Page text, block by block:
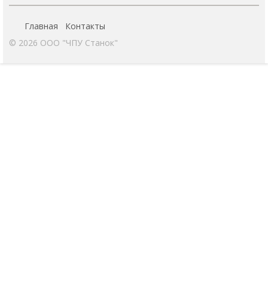
Главная
Контакты
© 2026 ООО "ЧПУ Станок"